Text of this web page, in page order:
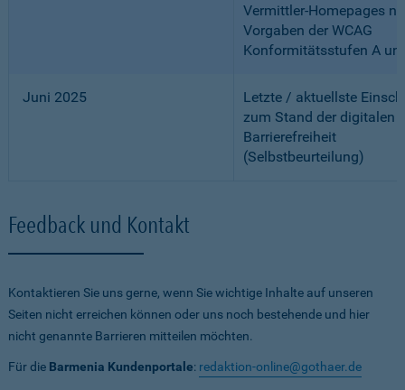
Vermittler-Homepages
Vorgaben der WCAG
Konformitätsstufen A
Juni 2025
Letzte / aktuellste
zum Stand der digitalen
Barrierefreiheit
(Selbstbeurteilung)
Feedback und Kontakt
Kontaktieren Sie uns gerne, wenn Sie wichtige Inhalte auf unseren
Seiten nicht erreichen können oder uns noch bestehende und hier
nicht genannte Barrieren mitteilen möchten.
Für die Barmenia Kundenportale: redaktion-online@gothaer.de